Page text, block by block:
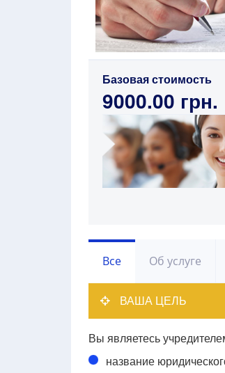
Базовая стоимость
9000.00 грн.
Все Об услуге
ВАША ЦЕЛЬ
Вы являетесь
название